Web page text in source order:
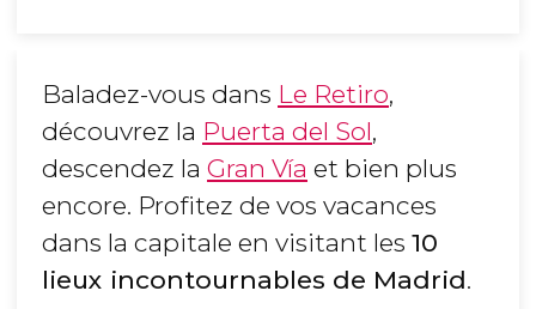
Baladez-vous dans Le Retiro,
découvrez la Puerta del Sol,
descendez la Gran Vía et bien plus
encore. Profitez de vos vacances
dans la capitale en visitant les 10
lieux incontournables de Madrid.